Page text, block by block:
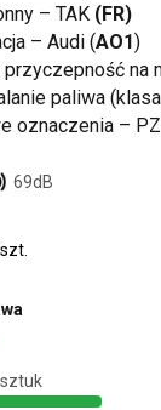
– TAK (FR)
– Audi (AO1)
na
paliwa
oznaczenia –
69dB